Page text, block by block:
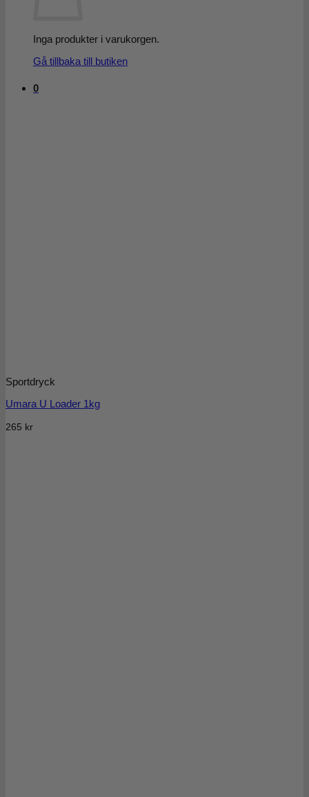
Inga produkter i varukorgen.
Gå tillbaka till butiken
0
Sportdryck
Umara U Loader 1kg
265 kr